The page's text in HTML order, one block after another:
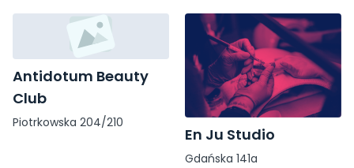
Antidotum Beauty
Club
Piotrkowska 204/210
En Ju Studio
Gdańska 141a